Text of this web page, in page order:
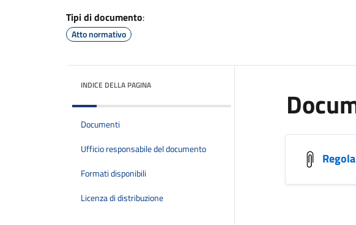
Tipi di documento:
Atto normativo
INDICE DELLA PAGINA
Documenti
Ufficio responsabile del documento
Formati disponibili
Licenza di distribuzione